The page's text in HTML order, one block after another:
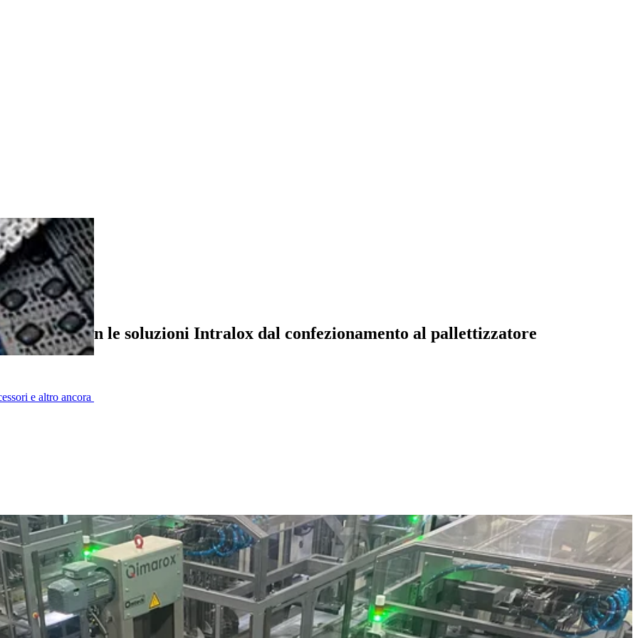
e altro ancora
salati con le soluzioni Intralox dal confezionamento al pallettizzatore